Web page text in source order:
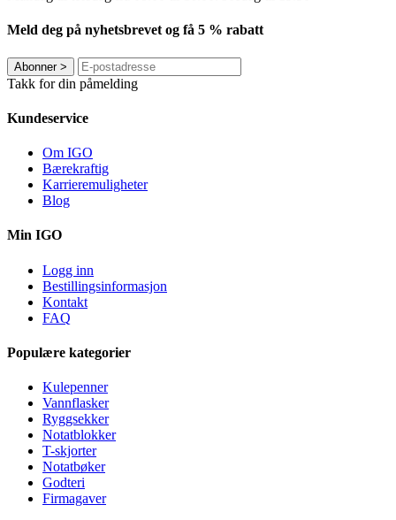
Meld deg på nyhetsbrevet og få 5 % rabatt
Abonner>
Takk for din påmelding
Kundeservice
Om IGO
Bærekraftig
Karrieremuligheter
Blog
Min IGO
Logg inn
Bestillingsinformasjon
Kontakt
FAQ
Populære kategorier
Kulepenner
Vannflasker
Ryggsekker
Notatblokker
T-skjorter
Notatbøker
Godteri
Firmagaver